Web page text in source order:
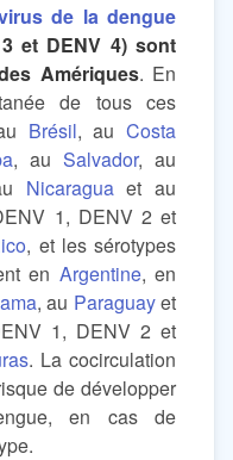
de la dengue
et DENV 4) sont
Amériques. En
de tous ces
Brésil, auCosta
, auSalvador, au
Nicaraguaet au
1, DENV 2 et
, et les sérotypes
en Argentine, en
, au Paraguayet
1, DENV 2 et
. La cocirculation
de développer
en cas de